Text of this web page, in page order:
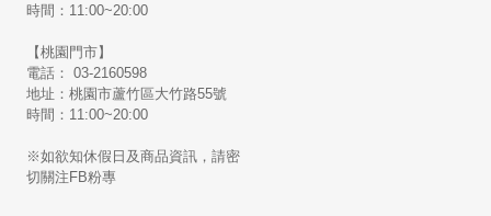
時間：11:00~20:00
【桃園門市】
電話： 03-2160598
地址：桃園市蘆竹區大竹路55號
時間：11:00~20:00
※如欲知休假日及商品資訊，請密
切關注FB粉專